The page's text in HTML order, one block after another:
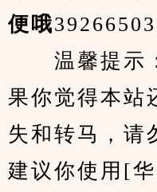
便哦39266503
温馨提示：
果你觉得本站
失和转马，请
建议你使用[